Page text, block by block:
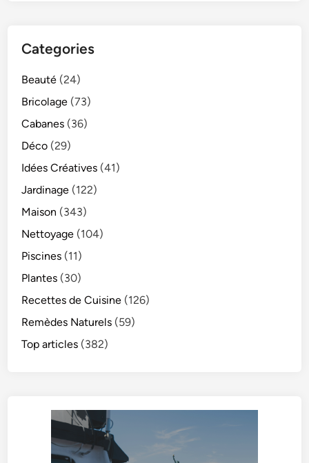
Categories
Beauté (24)
Bricolage (73)
Cabanes (36)
Déco (29)
Idées Créatives (41)
Jardinage (122)
Maison (343)
Nettoyage (104)
Piscines (11)
Plantes (30)
Recettes de Cuisine (126)
Remèdes Naturels (59)
Top articles (382)